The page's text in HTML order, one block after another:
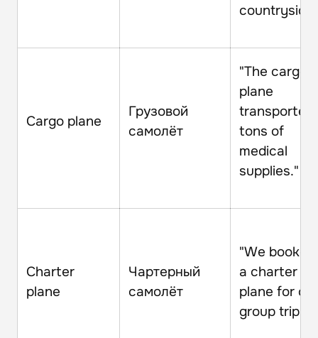
Cargo plane
Грузовой
самолёт
"The cargo
plane
transported
tons of
medical
supplies."
Charter
plane
Чартерный
самолёт
"We booked
a charter
plane for
group trip."